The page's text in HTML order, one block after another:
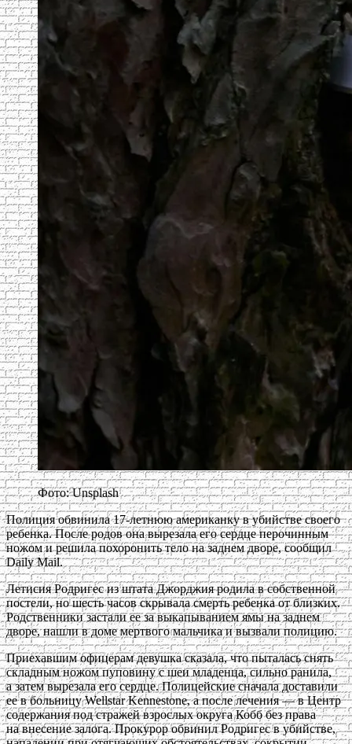
Фото: Unsplash
Полиция обвинила 17-летнюю американку в убийстве своего
ребенка. После родов она вырезала его сердце перочинным
ножом и решила похоронить тело на заднем дворе, сообщил
Daily Mail.
Летисия Родригес из штата Джорджия родила в собственной
постели, но шесть часов скрывала смерть ребенка от близких.
Родственники застали ее за выкапыванием ямы на заднем
дворе, нашли в доме мертвого мальчика и вызвали полицию.
Приехавшим офицерам девушка сказала, что пыталась снять
складным ножом пуповину с шеи младенца, сильно ранила,
а затем вырезала его сердце. Полицейские сначала доставили
ее в больницу Wellstar Kennestone, а после лечения — в Центр
содержания под стражей взрослых округа Кобб без права
на внесение залога. Прокурор обвинил Родригес в убийстве,